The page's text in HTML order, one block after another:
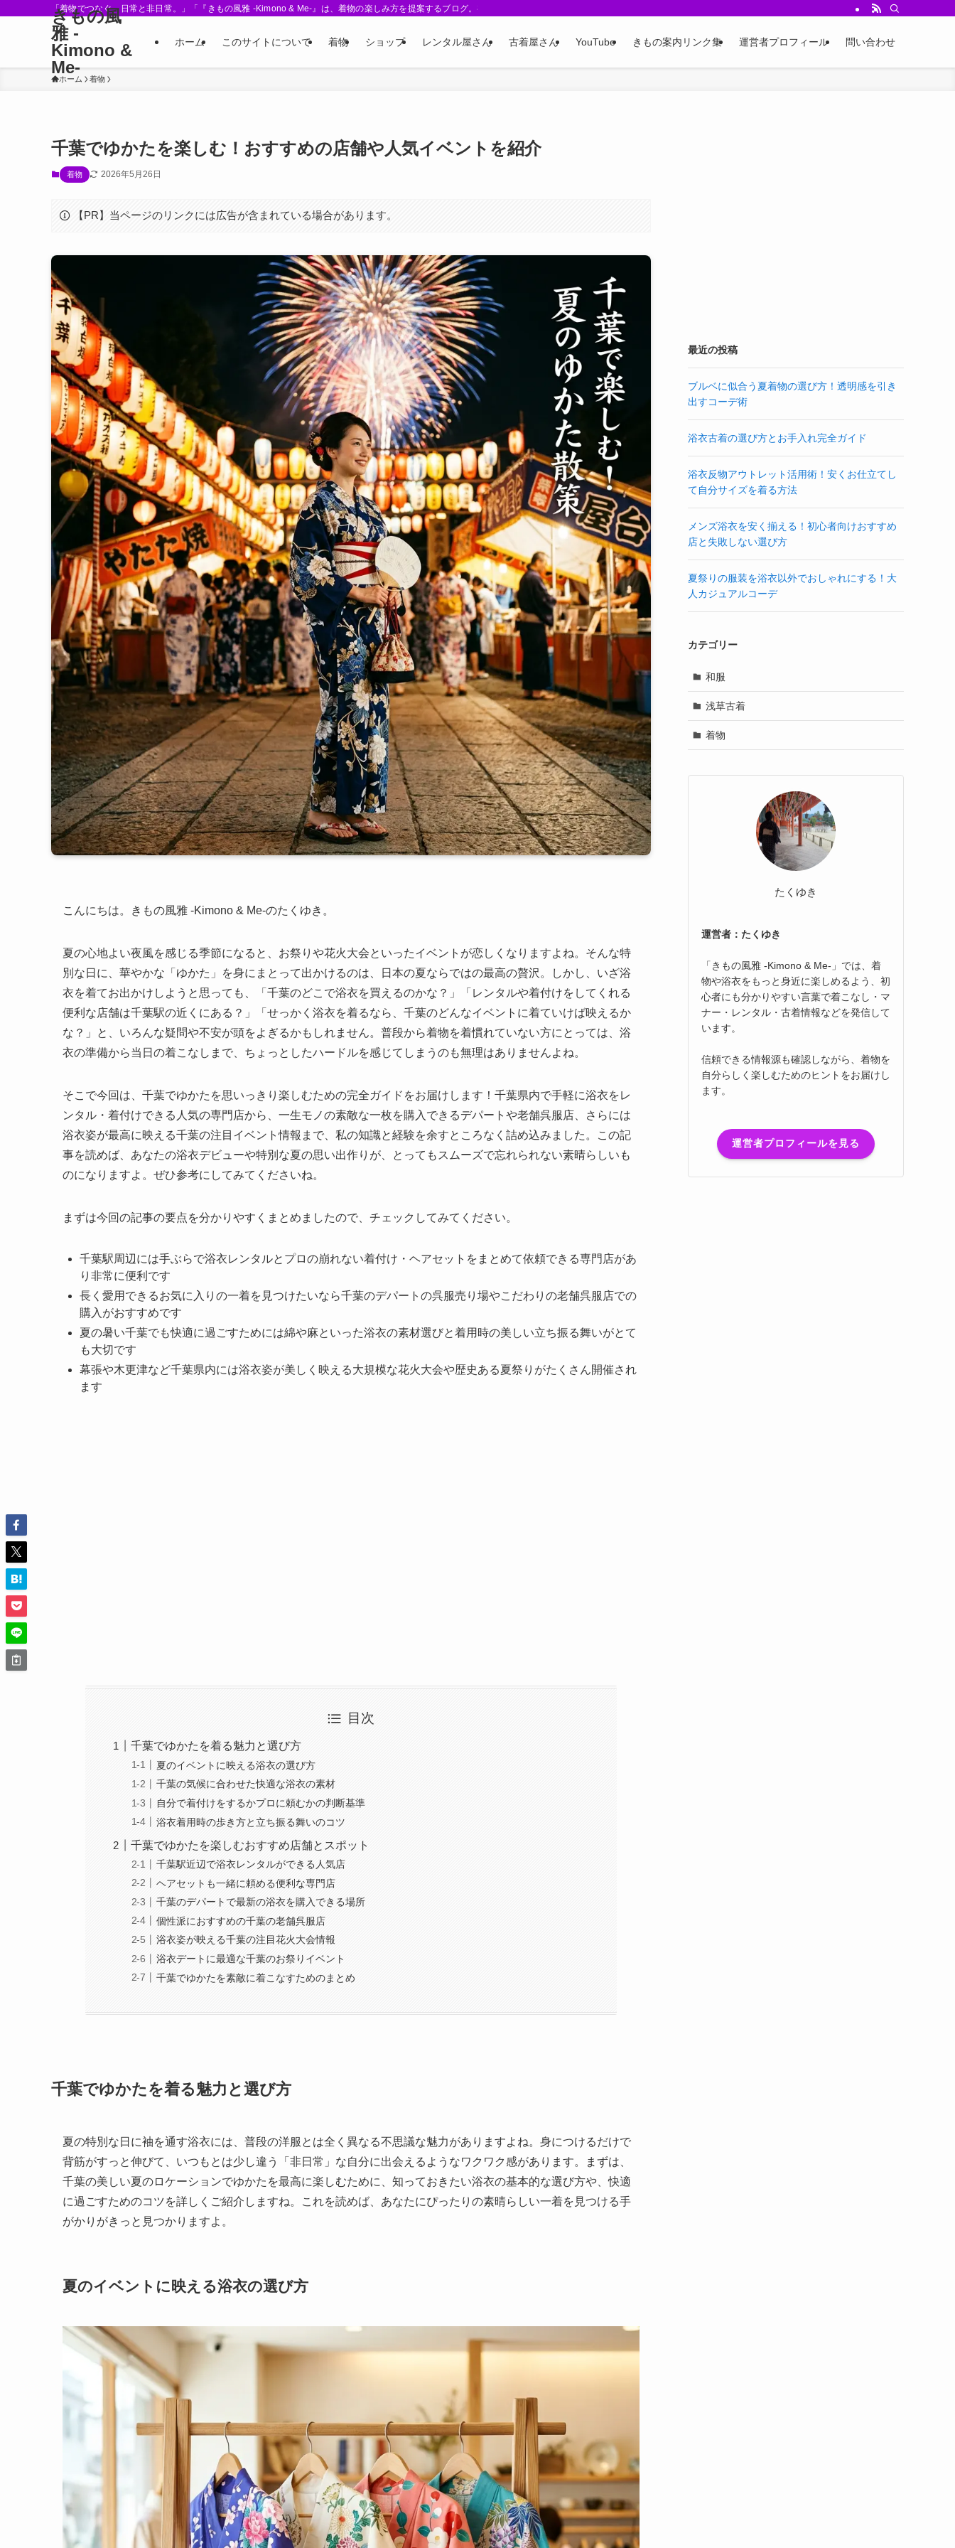
「着物でつなぐ、日常と非日常。」「『きもの風雅 -Kimono & Me-』は、着物の楽しみ方を提案するブログ。初心者向けガイド、着こなしアレンジ、四季のコーデ例、小物選びやイベント情報を発信中。
きもの風
雅 -
Kimono &
Me-
ホーム このサイトについて 着物 ショップ レンタル屋さん 古着屋さん YouTube きもの案内リンク集 運営者プロフィール 問い合わせ
ホーム 着物
千葉でゆかたを楽しむ！おすすめの店舗や人気イベントを紹介
着物 2026年5月26日
【PR】当ページのリンクには広告が含まれている場合があります。
こんにちは。きもの風雅 -Kimono & Me-のたくゆき。
夏の心地よい夜風を感じる季節になると、お祭りや花火大会といったイベントが恋しくなりますよね。そんな特
別な日に、華やかな「ゆかた」を身にまとって出かけるのは、日本の夏ならではの最高の贅沢。しかし、いざ浴
衣を着てお出かけしようと思っても、「千葉のどこで浴衣を買えるのかな？」「レンタルや着付けをしてくれる
便利な店舗は千葉駅の近くにある？」「せっかく浴衣を着るなら、千葉のどんなイベントに着ていけば映えるか
な？」と、いろんな疑問や不安が頭をよぎるかもしれません。普段から着物を着慣れていない方にとっては、浴
衣の準備から当日の着こなしまで、ちょっとしたハードルを感じてしまうのも無理はありませんよね。
そこで今回は、千葉でゆかたを思いっきり楽しむための完全ガイドをお届けします！千葉県内で手軽に浴衣をレ
ンタル・着付けできる人気の専門店から、一生モノの素敵な一枚を購入できるデパートや老舗呉服店、さらには
浴衣姿が最高に映える千葉の注目イベント情報まで、私の知識と経験を余すところなく詰め込みました。この記
事を読めば、あなたの浴衣デビューや特別な夏の思い出作りが、とってもスムーズで忘れられない素晴らしいも
のになりますよ。ぜひ参考にしてみてくださいね。
まずは今回の記事の要点を分かりやすくまとめましたので、チェックしてみてください。
千葉駅周辺には手ぶらで浴衣レンタルとプロの崩れない着付け・ヘアセットをまとめて依頼できる専門店があ
り非常に便利です
長く愛用できるお気に入りの一着を見つけたいなら千葉のデパートの呉服売り場やこだわりの老舗呉服店での
購入がおすすめです
夏の暑い千葉でも快適に過ごすためには綿や麻といった浴衣の素材選びと着用時の美しい立ち振る舞いがとて
も大切です
幕張や木更津など千葉県内には浴衣姿が美しく映える大規模な花火大会や歴史ある夏祭りがたくさん開催され
ます
目次
千葉でゆかたを着る魅力と選び方
夏のイベントに映える浴衣の選び方
千葉の気候に合わせた快適な浴衣の素材
自分で着付けをするかプロに頼むかの判断基準
浴衣着用時の歩き方と立ち振る舞いのコツ
千葉でゆかたを楽しむおすすめ店舗とスポット
千葉駅近辺で浴衣レンタルができる人気店
ヘアセットも一緒に頼める便利な専門店
千葉のデパートで最新の浴衣を購入できる場所
個性派におすすめの千葉の老舗呉服店
浴衣姿が映える千葉の注目花火大会情報
浴衣デートに最適な千葉のお祭りイベント
千葉でゆかたを素敵に着こなすためのまとめ
千葉でゆかたを着る魅力と選び方
夏の特別な日に袖を通す浴衣には、普段の洋服とは全く異なる不思議な魅力がありますよね。身につけるだけで
背筋がすっと伸びて、いつもとは少し違う「非日常」な自分に出会えるようなワクワク感があります。まずは、
千葉の美しい夏のロケーションでゆかたを最高に楽しむために、知っておきたい浴衣の基本的な選び方や、快適
に過ごすためのコツを詳しくご紹介しますね。これを読めば、あなたにぴったりの素晴らしい一着を見つける手
がかりがきっと見つかりますよ。
夏のイベントに映える浴衣の選び方
最近の投稿
ブルベに似合う夏着物の選び方！透明感を引き
出すコーデ術
浴衣古着の選び方とお手入れ完全ガイド
浴衣反物アウトレット活用術！安くお仕立てし
て自分サイズを着る方法
メンズ浴衣を安く揃える！初心者向けおすすめ
店と失敗しない選び方
夏祭りの服装を浴衣以外でおしゃれにする！大
人カジュアルコーデ
カテゴリー
和服
浅草古着
着物
たくゆき
運営者：たくゆき
「きもの風雅 -Kimono & Me-」では、着
物や浴衣をもっと身近に楽しめるよう、初
心者にも分かりやすい言葉で着こなし・マ
ナー・レンタル・古着情報などを発信して
います。
信頼できる情報源も確認しながら、着物を
自分らしく楽しむためのヒントをお届けし
ます。
運営者プロフィールを見る